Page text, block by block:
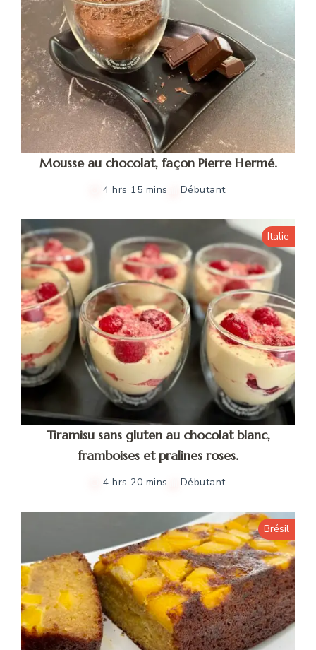
Mousse au chocolat, façon Pierre Hermé.
4 hrs 15 mins Débutant
Italie
Tiramisu sans gluten au chocolat blanc,
framboises et pralines roses.
4 hrs 20 mins Débutant
Brésil